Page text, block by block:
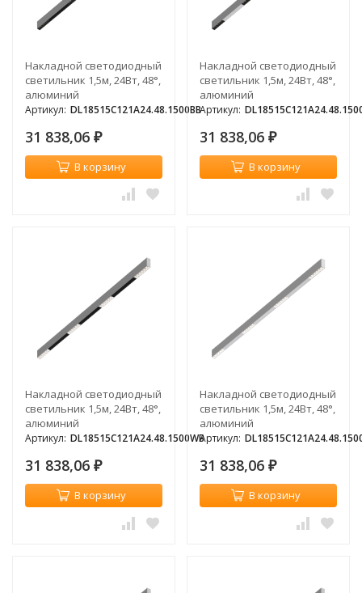
Накладной светодиодный
светильник 1,5м, 24Вт, 48°,
алюминий
Артикул: DL18515C121A24.48.1500BB
31 838,06 ₽
В корзину
Накладной светодиодный
светильник 1,5м, 24Вт, 48°,
алюминий
Артикул:
31 838,06 ₽
В корзину
Накладной светодиодный
светильник 1,5м, 24Вт, 48°,
алюминий
Артикул: DL18515C121A24.48.1500WB
31 838,06 ₽
В корзину
Накладной светодиодный
светильник 1,5м, 24Вт, 48°,
алюминий
Артикул:
31 838,06 ₽
В корзину